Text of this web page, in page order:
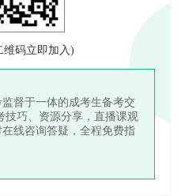
维码立即加入)
督于一体的成考生备考交
技巧、资源分享，直播课观
线咨询答疑，全程免费指